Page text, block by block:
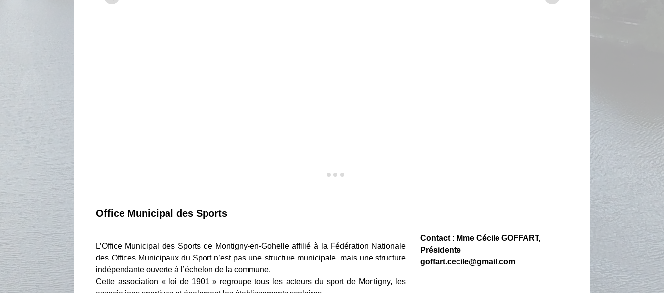
Office Municipal des Sports
L’Office Municipal des Sports de Montigny-en-Gohelle affilié à la Fédération Nationale
des Offices Municipaux du Sport n’est pas une structure municipale, mais une structure
indépendante ouverte à l’échelon de la commune.
Cette association « loi de 1901 » regroupe tous les acteurs du sport de Montigny, les
Contact : Mme Cécile GOFFART,
Présidente
goffart.cecile@gmail.com